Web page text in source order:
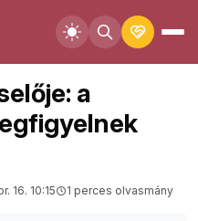
a
16. 10:15 1 perces olvasmány